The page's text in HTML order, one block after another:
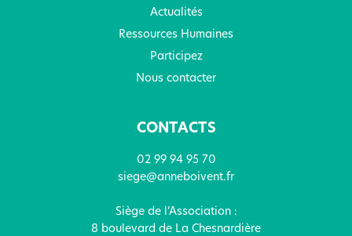
Actualités
Ressources Humaines
Participez
Nous contacter
CONTACTS
02 99 94 95 70
siege@anneboivent.fr
Siège de l’Association :
8 boulevard de La Chesnardière